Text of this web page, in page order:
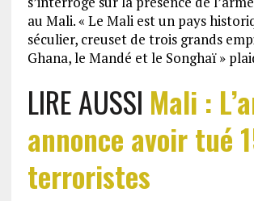
au Mali. « Le Mali est un pays
séculier, creuset de trois grands
Ghana, le Mandé et le Songhaï »
LIRE AUSSI Mali :
annonce avoir tué
terroristes